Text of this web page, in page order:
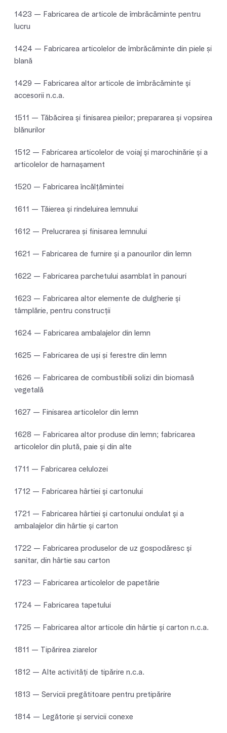
1423 — Fabricarea de articole de îmbrăcăminte pentru
lucru
1424 — Fabricarea articolelor de îmbrăcăminte din piele și
blană
1429 — Fabricarea altor articole de îmbrăcăminte şi
accesorii n.c.a.
1511 — Tăbăcirea şi finisarea pieilor; prepararea şi vopsirea
blănurilor
1512 — Fabricarea articolelor de voiaj şi marochinărie şi a
articolelor de harnaşament
1520 — Fabricarea încălţămintei
1611 — Tăierea şi rindeluirea lemnului
1612 — Prelucrarea și finisarea lemnului
1621 — Fabricarea de furnire şi a panourilor din lemn
1622 — Fabricarea parchetului asamblat în panouri
1623 — Fabricarea altor elemente de dulgherie şi
tâmplărie, pentru construcţii
1624 — Fabricarea ambalajelor din lemn
1625 — Fabricarea de uși și ferestre din lemn
1626 — Fabricarea de combustibili solizi din biomasă
vegetală
1627 — Finisarea articolelor din lemn
1628 — Fabricarea altor produse din lemn; fabricarea
articolelor din plută, paie şi din alte
1711 — Fabricarea celulozei
1712 — Fabricarea hârtiei şi cartonului
1721 — Fabricarea hârtiei şi cartonului ondulat şi a
ambalajelor din hârtie şi carton
1722 — Fabricarea produselor de uz gospodăresc şi
sanitar, din hârtie sau carton
1723 — Fabricarea articolelor de papetărie
1724 — Fabricarea tapetului
1725 — Fabricarea altor articole din hârtie şi carton n.c.a.
1811 — Tipărirea ziarelor
1812 — Alte activităţi de tipărire n.c.a.
1813 — Servicii pregătitoare pentru pretipărire
1814 — Legătorie şi servicii conexe